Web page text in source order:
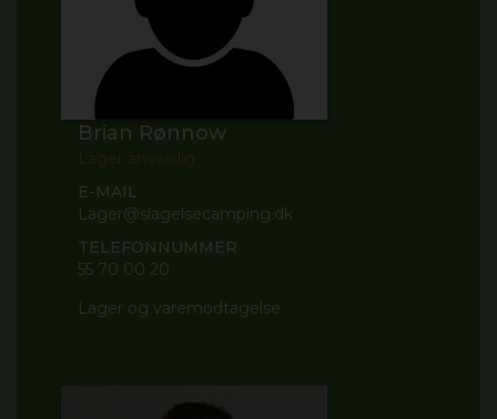
Brian Rønnow
Lager ansvarlig
E-MAIL
Lager@slagelsecamping.dk
TELEFONNUMMER
55 70 00 20
Lager og varemodtagelse